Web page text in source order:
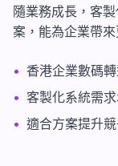
隨業務成長，客
案，能為企業帶
• 香港企業數碼
• 客製化系統需
• 適合方案提升